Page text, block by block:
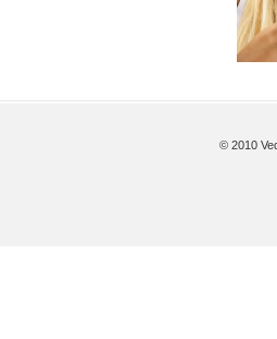
© 2010